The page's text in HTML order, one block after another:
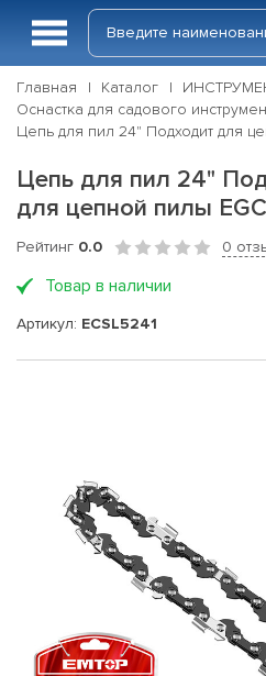
Главная Каталог
Оснастка для садового
Цепь для пил 24" Подходит для
Цепь для пил 24"
для цепной пилы
Рейтинг 0.0 0
Товар в наличии
Артикул: ECSL5241